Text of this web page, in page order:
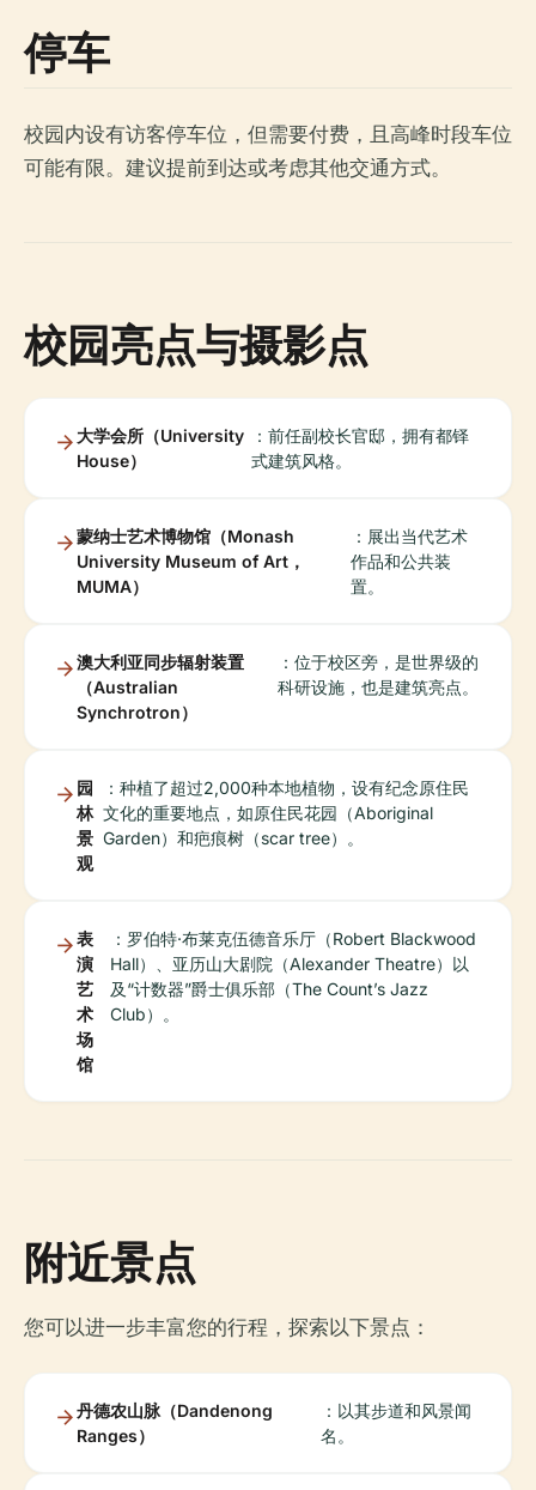
停车
校园内设有访客停车位，但需要付费，且高峰时段车位
可能有限。建议提前到达或考虑其他交通方式。
校园亮点与摄影点
大学会所（University
House）
：前任副校长官邸，拥有都铎
式建筑风格。
蒙纳士艺术博物馆（Monash
University Museum of Art，
MUMA）
：展出当代艺术
作品和公共装
置。
澳大利亚同步辐射装置
（Australian
Synchrotron）
：位于校区旁，是世界级的
科研设施，也是建筑亮点。
园
林
景
观
：种植了超过2,000种本地植物，设有纪念原住民
文化的重要地点，如原住民花园（Aboriginal
Garden）和疤痕树（scar tree）。
表
演
艺
术
场
馆
：罗伯特·布莱克伍德音乐厅（Robert Blackwood
Hall）、亚历山大剧院（Alexander Theatre）以
及“计数器”爵士俱乐部（The Count’s Jazz
Club）。
附近景点
您可以进一步丰富您的行程，探索以下景点：
丹德农山脉（Dandenong
Ranges）
：以其步道和风景闻
名。